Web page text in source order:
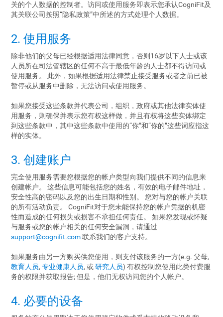
关的个人数据的控制者。访问或使用服务即表示您承认CogniFit及
其关联公司按照“隐私政策”中所述的方式处理个人数据。
2. 使用服务
除非他们的父母已经根据适用法律同意，否则16岁以下人士或该
人员所在司法管辖区的任何不高于最低年龄的人士都不得访问或
使用服务。 此外，如果根据适用法律禁止接受服务或者之前已被
暂停或从服务中删除，无法访问或使用服务。
如果您接受这些条款并代表公司，组织，政府或其他法律实体使
用服务，则确保并表示您有权这样做，并且有权将这些实体绑定
到这些条款中，其中这些条款中使用的“你”和“你的”这些词应指这
样的实体。
3. 创建账户
完全使用服务需要您根据您的帐户类型向我们提供不同的信息来
创建帐户。 这些信息可能包括您的姓名，有效的电子邮件地址，
安全性高的密码以及您的出生日期和性别。 您对与您的帐户关联
的所有活动负责。 CogniFit对于您未能保持您的帐户凭据的机密
性而造成的任何损失或损害不承担任何责任。 如果您发现或怀疑
与服务或您的帐户相关的任何安全漏洞，请通过
support@cognifit.com 联系我们的客户支持。
如果服务由另一方购买供您使用，则支付该服务的一方(e.g. 父母,
教育人员,专业健康人员, 或研究人员) 有权控制您使用此类付费服
务的权限并获取报告; 但是，他们无权访问您的个人帐户。
4. 必要的设备